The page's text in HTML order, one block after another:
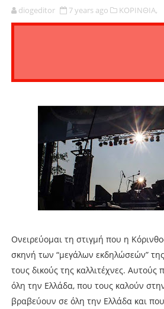
diogeditor 7 years ago ΚΟΡΙΝΘΙΑ,
Oνειρεύομαι τη στιγμή που η
σκηνή των “μεγάλων εκδηλώσεών”
τους δικούς της καλλιτέχνες. Αυτούς
όλη την Ελλάδα, που τους καλούν
βραβεύουν σε όλη την Ελλάδα και